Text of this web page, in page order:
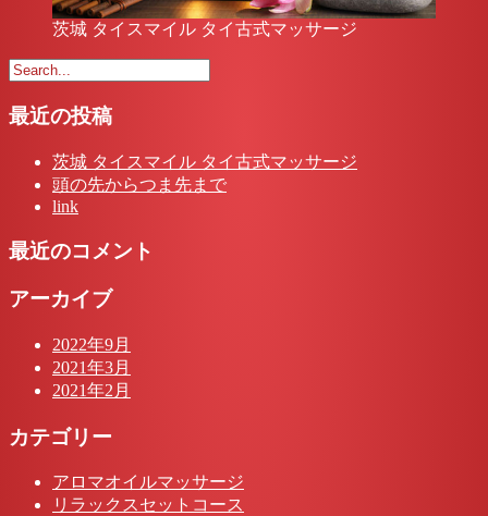
茨城 タイスマイル タイ古式マッサージ
最近の投稿
茨城 タイスマイル タイ古式マッサージ
頭の先からつま先まで
link
最近のコメント
アーカイブ
2022年9月
2021年3月
2021年2月
カテゴリー
アロマオイルマッサージ
リラックスセットコース